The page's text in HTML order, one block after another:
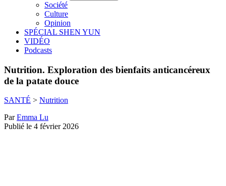
Société
Culture
Opinion
SPÉCIAL SHEN YUN
VIDÉO
Podcasts
Nutrition. Exploration des bienfaits anticancéreux
de la patate douce
SANTÉ > Nutrition
ParEmma Lu
Publié le 4 février 2026